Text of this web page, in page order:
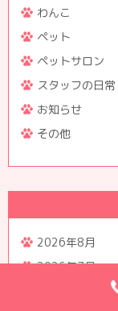
わんこ
ペット
ペットサロン
スタッフの日常
お知らせ
その他
2026年8月
2026年7月